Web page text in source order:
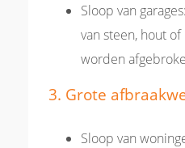
Sloop van
van steen, hout
worden
3. Grote
Sloop van